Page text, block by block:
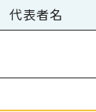
代表者名